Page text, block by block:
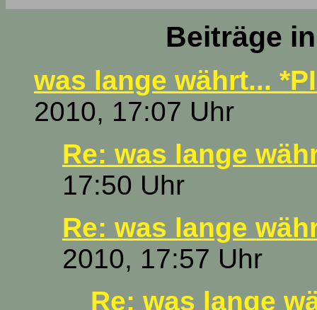
Beiträge
was lange währt...
2010, 17:07 Uhr
Re: was lange
17:50 Uhr
Re: was lange
2010, 17:57 Uhr
Re: was lange